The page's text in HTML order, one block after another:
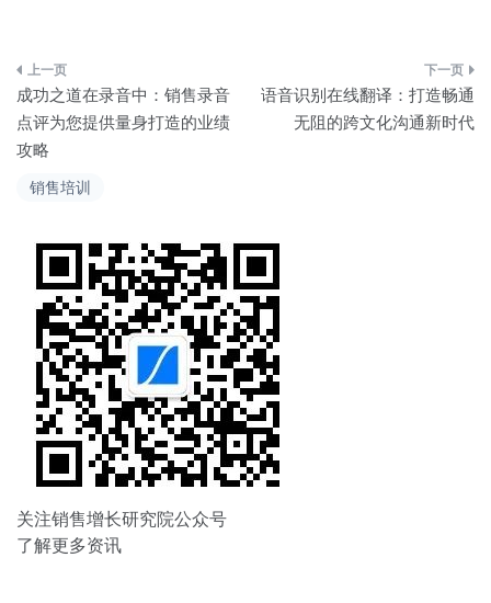
销售培训
文
章
导
成功之道在录音中：销售录音
点评为您提供量身打造的业绩
攻略
语音识别在线翻译：打造畅通
无阻的跨文化沟通新时代
关注销售增长研究院公众号
了解更多资讯